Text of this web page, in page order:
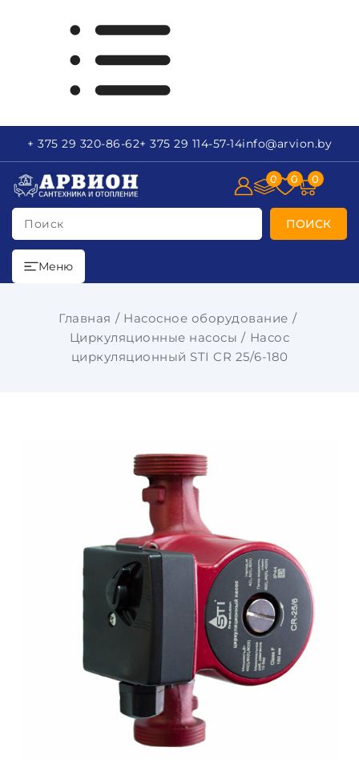
+ 375 29 320-86-62+ 375 29 114-57-14info@arvion.by
Поиск ПОИСК
0 0 0
Меню
Главная
Насосное оборудование
Циркуляционные насосы
Насос
циркуляционный STI CR 25/6-180